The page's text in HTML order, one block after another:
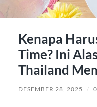
Kenapa
Time? Ini
Thailand
DESEMBER 28, 2025 /